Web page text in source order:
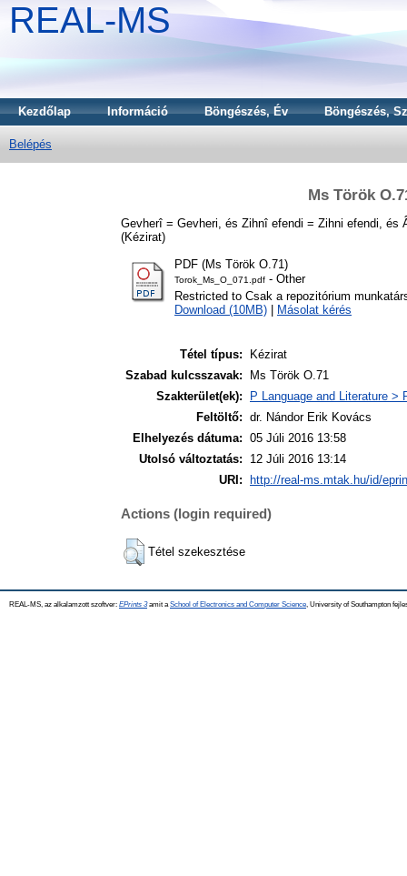
REAL-MS
Kezdőlap Információ Böngészés, Év Böngészés,
Belépés
Ms Török
Gevherî = Gevheri, és Zihnî efendi = Zihni efendi, és
(Kézirat)
PDF (Ms Török O.71)
Torok_Ms_O_071.pdf - Other
Restricted to Csak a repozitórium
Download (10MB)
Másolat kérés
Tétel típus:
Kézirat
Szabad kulcsszavak:
Ms Török O.71
Szakterület(ek):
P Language and Literature >
Feltöltő: dr. Nándor Erik Kovács
Elhelyezés dátuma: 05 Júli 2016 13:58
Utolsó változtatás:
12 Júli 2016 13:14
URI:
http://real-ms.mtak.hu/id/
Actions (login required)
Tétel szekesztése
REAL-MS, az alkalamzott szoftver: EPrints 3amit a School of Electronics and Computer Science , University of Southampton